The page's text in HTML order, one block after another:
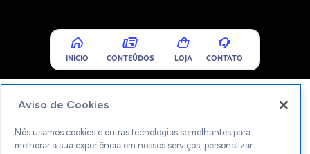
INICIO CONTEÚDOS LOJA CONTATO
Aviso de Cookies
Nós usamos cookies e outras tecnologias semelhantes para
melhorar a sua experiência em nossos serviços, personalizar